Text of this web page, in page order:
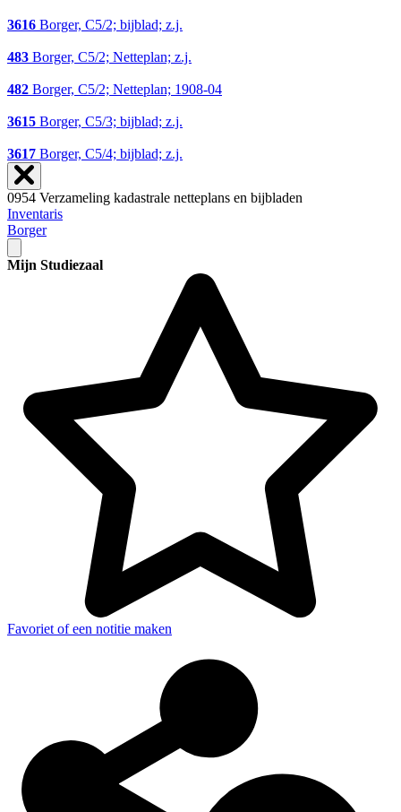
3616 Borger, C5/2; bijblad; z.j.
483 Borger, C5/2; Netteplan; z.j.
482 Borger, C5/2; Netteplan; 1908-04
3615 Borger, C5/3; bijblad; z.j.
3617 Borger, C5/4; bijblad; z.j.
0954 Verzameling kadastrale netteplans en bijbladen
Inventaris
Borger
Mijn Studiezaal
Favoriet of een notitie maken